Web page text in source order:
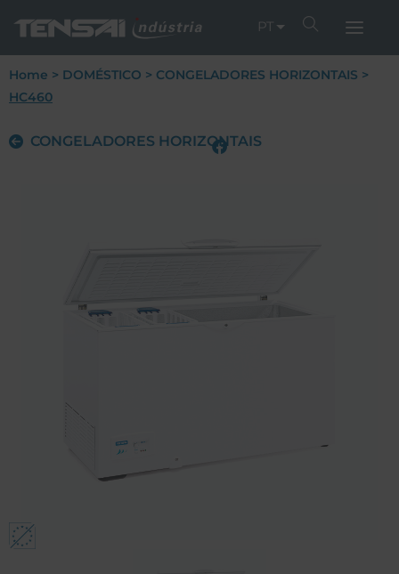
PT
Home > DOMÉSTICO > CONGELADORES HORIZONTAIS >
HC460
CONGELADORES HORIZONTAIS